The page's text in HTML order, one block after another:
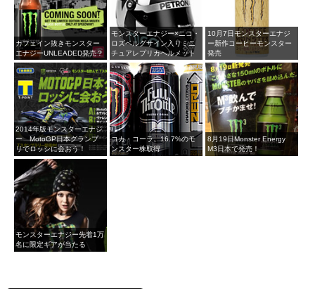
カフェイン抜きモンスター
エナジーUNLEADED発売？
モンスターエナジー×ニコ・
ロズベルグサイン入りミニ
チュアレプリカヘルメット
10月7日モンスターエナジ
ー新作コーヒーモンスター
発売
2014年版モンスターエナジ
ー MotoGP日本グランプ
リでロッシに会おう！
コカ・コーラ、16.7%のモ
ンスター株取得
8月19日Monster Energy
M3日本で発売！
モンスターエナジー先着1万
名に限定ギアが当たる